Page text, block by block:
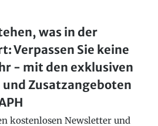
was in der
Verpassen Sie keine
- mit den exklusiven
Zusatzangeboten
kostenlosen Newsletter und